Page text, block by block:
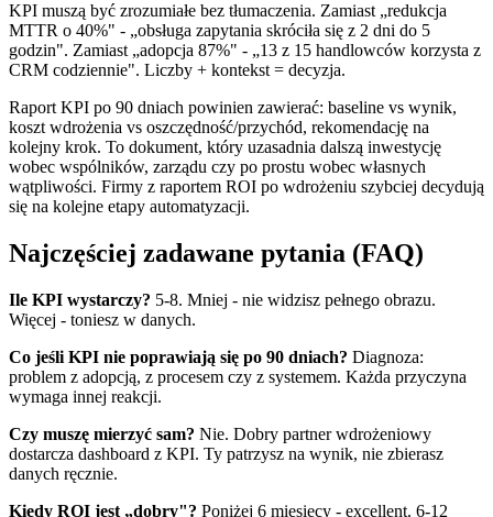
KPI muszą być zrozumiałe bez tłumaczenia. Zamiast „redukcja
MTTR o 40%" - „obsługa zapytania skróciła się z 2 dni do 5
godzin". Zamiast „adopcja 87%" - „13 z 15 handlowców korzysta z
CRM codziennie". Liczby + kontekst = decyzja.
Raport KPI po 90 dniach powinien zawierać: baseline vs wynik,
koszt wdrożenia vs oszczędność/przychód, rekomendację na
kolejny krok. To dokument, który uzasadnia dalszą inwestycję
wobec wspólników, zarządu czy po prostu wobec własnych
wątpliwości. Firmy z raportem ROI po wdrożeniu szybciej decydują
się na kolejne etapy automatyzacji.
Najczęściej zadawane pytania (FAQ)
Ile KPI wystarczy? 5-8. Mniej - nie widzisz pełnego obrazu.
Więcej - toniesz w danych.
Co jeśli KPI nie poprawiają się po 90 dniach? Diagnoza:
problem z adopcją, z procesem czy z systemem. Każda przyczyna
wymaga innej reakcji.
Czy muszę mierzyć sam? Nie. Dobry partner wdrożeniowy
dostarcza dashboard z KPI. Ty patrzysz na wynik, nie zbierasz
danych ręcznie.
Kiedy ROI jest „dobry"? Poniżej 6 miesięcy - excellent. 6-12